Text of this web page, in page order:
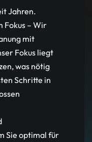
Jahren.
Fokus – Wir
mit
Fokus liegt
was nötig
Schritte in
Sie optimal für